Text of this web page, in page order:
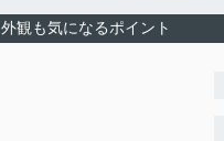
外観も気になるポイント